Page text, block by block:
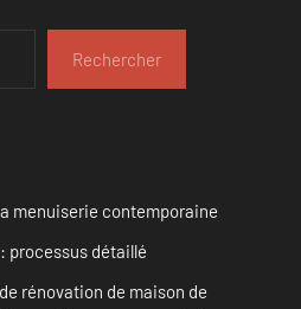
Rechercher
menuiserie contemporaine
processus détaillé
rénovation de maison de